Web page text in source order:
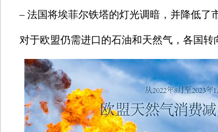
– 法国将埃菲尔铁塔的灯光调暗，并降低了
对于欧盟仍需进口的石油和天然气，各国转